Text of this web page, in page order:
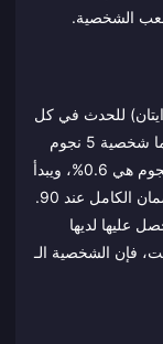
للحدث في كل
نصف تحديث (كل 3 أسابيع تقريباً)، يضم كل منهما شخصية 5 نجوم
وثلاث شخصيات 4 نجوم. نسبة الحصول على 5 نجوم هي 0.6%، ويبدأ
"البيتي الناعم" (Soft Pity) عند السحبة 74، والضمان الكامل عند 90.
أول شخصية 5 نجوم تحصل عليها لديها
فإن الشخصية الـ